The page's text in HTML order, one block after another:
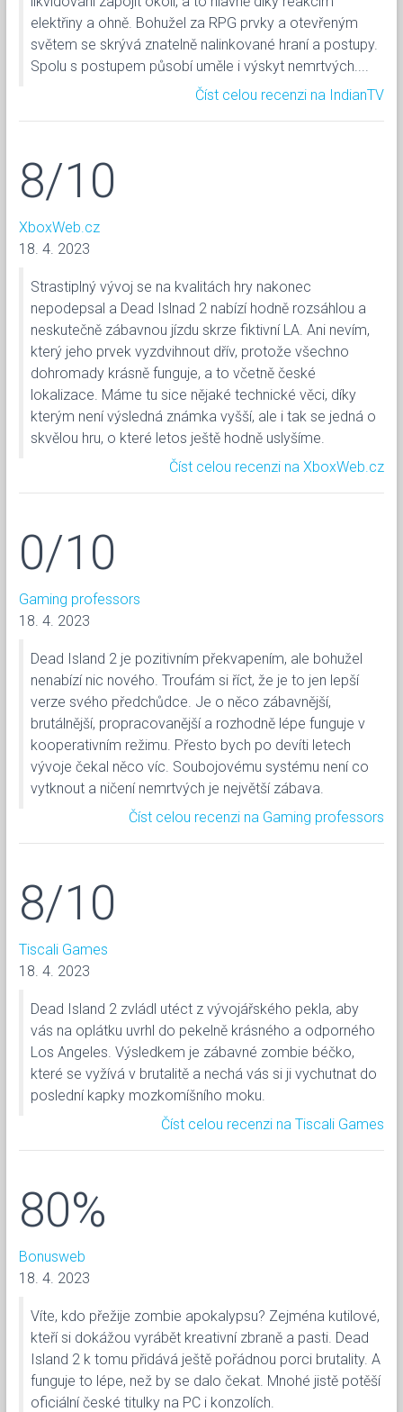
elektřiny a ohně. Bohužel za RPG prvky a otevřeným
světem se skrývá znatelně nalinkované hraní a postupy.
Spolu s postupem působí uměle i výskyt nemrtvých....
Číst celou recenzi na IndianTV
8/10
XboxWeb.cz
18. 4. 2023
Strastiplný vývoj se na kvalitách hry nakonec
nepodepsal a Dead Islnad 2 nabízí hodně rozsáhlou a
neskutečně zábavnou jízdu skrze fiktivní LA. Ani nevím,
který jeho prvek vyzdvihnout dřív, protože všechno
dohromady krásně funguje, a to včetně české
lokalizace. Máme tu sice nějaké technické věci, díky
kterým není výsledná známka vyšší, ale i tak se jedná o
skvělou hru, o které letos ještě hodně uslyšíme.
Číst celou recenzi na XboxWeb.cz
0/10
Gaming professors
18. 4. 2023
Dead Island 2 je pozitivním překvapením, ale bohužel
nenabízí nic nového. Troufám si říct, že je to jen lepší
verze svého předchůdce. Je o něco zábavnější,
brutálnější, propracovanější a rozhodně lépe funguje v
kooperativním režimu. Přesto bych po devíti letech
vývoje čekal něco víc. Soubojovému systému není co
vytknout a ničení nemrtvých je největší zábava.
Číst celou recenzi na Gaming professors
8/10
Tiscali Games
18. 4. 2023
Dead Island 2 zvládl utéct z vývojářského pekla, aby
vás na oplátku uvrhl do pekelně krásného a odporného
Los Angeles. Výsledkem je zábavné zombie béčko,
které se vyžívá v brutalitě a nechá vás si ji vychutnat do
poslední kapky mozkomíšního moku.
Číst celou recenzi na Tiscali Games
80%
Bonusweb
18. 4. 2023
Víte, kdo přežije zombie apokalypsu? Zejména kutilové,
kteří si dokážou vyrábět kreativní zbraně a pasti. Dead
Island 2 k tomu přidává ještě pořádnou porci brutality. A
funguje to lépe, než by se dalo čekat. Mnohé jistě potěší
oficiální české titulky na PC i konzolích.